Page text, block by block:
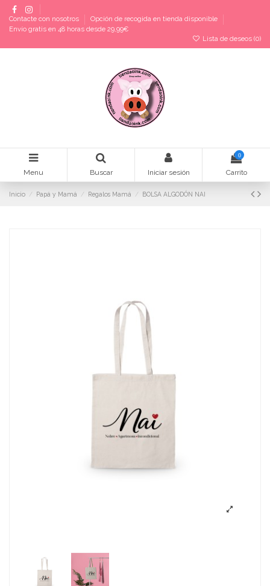
Contacte con nosotros
Opción de recogida en tienda disponible
Envío gratis en 48 horas desde 29,99€
Lista de deseos (0)
Menu Buscar Iniciar sesión
0
Carrito
Inicio Papá y Mamá Regalos Mamá BOLSA ALGODÓN NAI